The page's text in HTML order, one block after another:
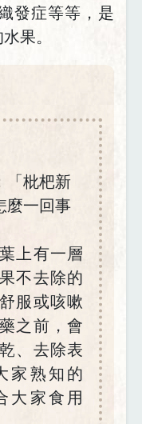
發症等等，是
果。
「枇杷新
麼一回事
上有一層
不去除的
服或咳嗽
之前，會
、去除表
家熟知的
大家食用